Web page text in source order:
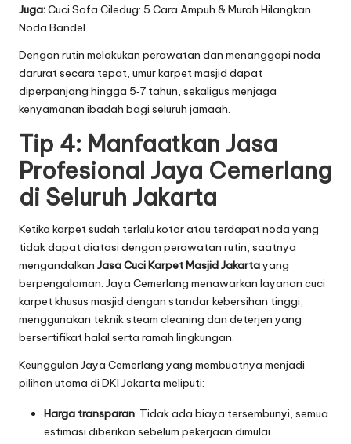
Juga:Cuci Sofa Ciledug: 5 Cara Ampuh & Murah Hilangkan
Noda Bandel
Dengan rutin melakukan perawatan dan menanggapi noda
darurat secara tepat, umur karpet masjid dapat
diperpanjang hingga 5‑7 tahun, sekaligus menjaga
kenyamanan ibadah bagi seluruh jamaah.
Tip 4: Manfaatkan Jasa
Profesional Jaya Cemerlang
di Seluruh Jakarta
Ketika karpet sudah terlalu kotor atau terdapat noda yang
tidak dapat diatasi dengan perawatan rutin, saatnya
mengandalkan Jasa Cuci Karpet Masjid Jakartayang
berpengalaman. Jaya Cemerlang menawarkan layanan cuci
karpet khusus masjid dengan standar kebersihan tinggi,
menggunakan teknik steam cleaning dan deterjen yang
bersertifikat halal serta ramah lingkungan.
Keunggulan Jaya Cemerlang yang membuatnya menjadi
pilihan utama di DKI Jakarta meliputi:
Harga transparan: Tidak ada biaya tersembunyi, semua
estimasi diberikan sebelum pekerjaan dimulai.